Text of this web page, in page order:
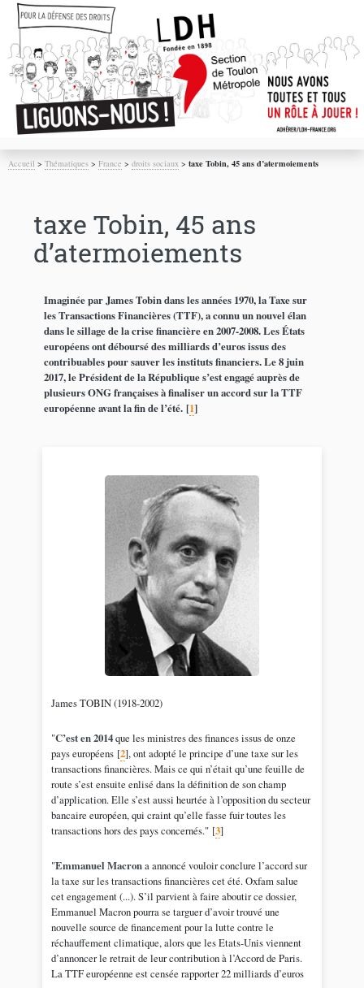
Accueil >Thématiques >France >droits sociaux >taxe Tobin, 45 ans d’atermoiements
taxe Tobin, 45 ans
d’atermoiements
Imaginée par James Tobin dans les années 1970, la Taxe sur
les Transactions Financières (TTF), a connu un nouvel élan
dans le sillage de la crise financière en 2007-2008. Les États
européens ont déboursé des milliards d’euros issus des
contribuables pour sauver les instituts financiers. Le 8 juin
2017, le Président de la République s’est engagé auprès de
plusieurs ONG françaises à finaliser un accord sur la TTF
européenne avant la fin de l’été.[1]
James TOBIN (1918-2002)
"C’est en 2014que les ministres des finances issus de onze
pays européens[2], ont adopté le principe d’une taxe sur les
transactions financières. Mais ce qui n’était qu’une feuille de
route s’est ensuite enlisé dans la définition de son champ
d’application. Elle s’est aussi heurtée à l’opposition du secteur
bancaire européen, qui craint qu’elle fasse fuir toutes les
transactions hors des pays concernés."[3]
"Emmanuel Macrona annoncé vouloir conclure l’accord sur
la taxe sur les transactions financières cet été. Oxfam salue
cet engagement (...). S’il parvient à faire aboutir ce dossier,
Emmanuel Macron pourra se targuer d’avoir trouvé une
nouvelle source de financement pour la lutte contre le
réchauffement climatique, alors que les Etats-Unis viennent
d’annoncer le retrait de leur contribution à l’Accord de Paris.
La TTF européenne est censée rapporter 22 milliards d’euros